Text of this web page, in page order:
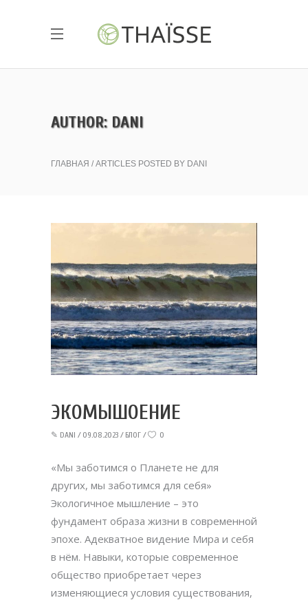
AUTHOR: DANI
ГЛАВНАЯ ARTICLES POSTED BY DANI
ЭКОМЫШОЕНИЕ
✎ DANI 09.08.2023 БЛОГ 0
«Мы заботимся о Планете не для
других, мы заботимся для себя»
Экологичное мышление – это
фундамент образа жизни в современной
эпохе. Адекватное видение Мира и себя
в нём. Навыки, которые современное
общество приобретает через
изменяющиеся условия существования,